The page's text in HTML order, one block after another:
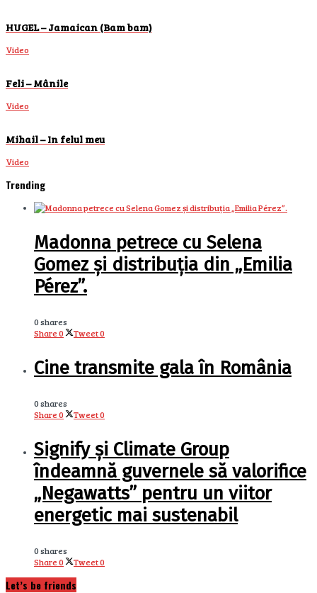
HUGEL – Jamaican (Bam bam)
Video
Feli – Mânile
Video
Mihail – In felul meu
Video
Trending
Madonna petrece cu Selena
Gomez și distribuția din „Emilia
Pérez”.
0 shares
Share0 Tweet0
Cine transmite gala în România
0 shares
Share0 Tweet0
Signify și Climate Group
îndeamnă guvernele să valorifice
„Negawatts” pentru un viitor
energetic mai sustenabil
0 shares
Share0 Tweet0
Let’s be friends